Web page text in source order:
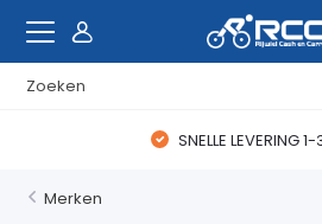
WAANZINNIGE
Merken